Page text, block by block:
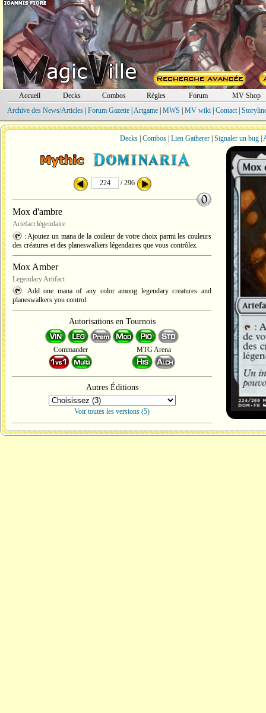
Accueil Decks Combos Règles Forum
MV Shop
Archive des News/Articles| Forum Gazette| Artgame| MWS MV wiki| Contact|
Decks Combos Lien Gatherer Signaler un bug
/ 296
Mox d'ambre
Artefact légendaire
: Ajoutez un mana de la couleur de votre choix parmi les couleurs
des créatures et des planeswalkers légendaires que vous contrôlez.
Mox Amber
Legendary Artifact
: Add one mana of any color among legendary creatures and
planeswalkers you control.
Autorisations en Tournois
Commander MTG Arena
Autres Éditions
Voir toutes les versions (5)